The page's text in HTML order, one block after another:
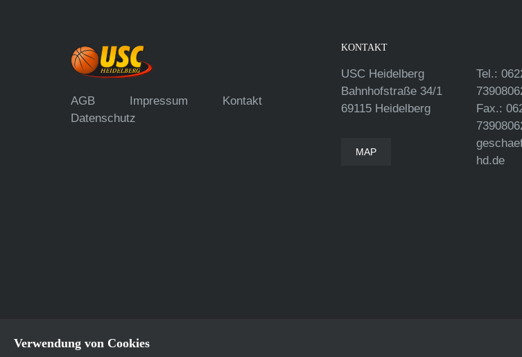
AGB Impressum
Kontakt
Datenschutz
KONTAKT
USC Heidelberg
Bahnhofstraße 34/1
69115 Heidelberg
MAP
Tel.:
Fax.:
hd.de
Verwendung von Cookies